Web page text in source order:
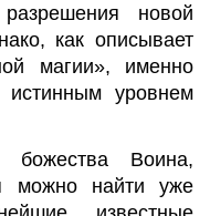
новой
как описывает
магии», именно
истинным уровнем
Воина,
можно найти уже